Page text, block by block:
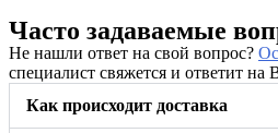
Часто задаваемые
Не нашли ответ на свой вопрос?
специалист свяжется и ответит на
Как происходит доставка